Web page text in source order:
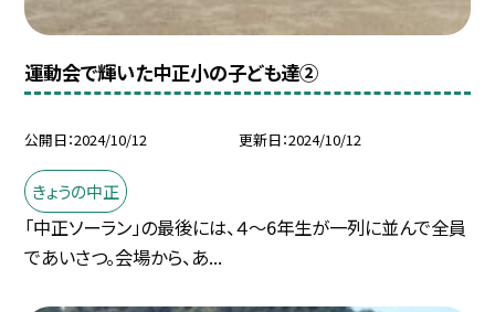
運動会で輝いた中正小の子ども達②
公開日 2024/10/12 更新日 2024/10/12
きょうの中正
「中正ソーラン」の最後には、４～6年生が一列に並んで全員
であいさつ。会場から、あ...